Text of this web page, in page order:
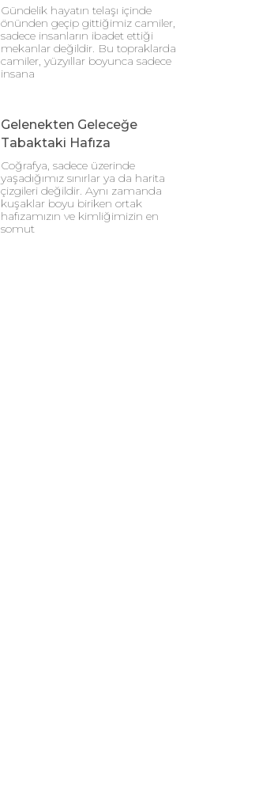
Gündelik hayatın telaşı içinde
önünden geçip gittiğimiz camiler,
sadece insanların ibadet ettiği
mekanlar değildir. Bu topraklarda
camiler, yüzyıllar boyunca sadece
insana
Gelenekten Geleceğe
Tabaktaki Hafıza
Coğrafya, sadece üzerinde
yaşadığımız sınırlar ya da harita
çizgileri değildir. Aynı zamanda
kuşaklar boyu biriken ortak
hafızamızın ve kimliğimizin en
somut